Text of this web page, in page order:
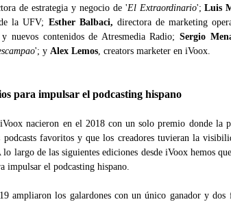
de estrategia y negocio de 'El Extraordinario';Luis
la UFV; Esther Balbaci, directora de marketing
nuevos contenidos de Atresmedia Radio; Sergio
'; y Alex Lemos, creators marketer en iVoox.
para impulsar el podcasting hispano
nacieron en el 2018 con un solo premio donde la
podcasts favoritos y que los creadores tuvieran la
largo de las siguientes ediciones desde iVoox hemos
impulsar el podcasting hispano.
ampliaron los galardones con un único ganador y dos